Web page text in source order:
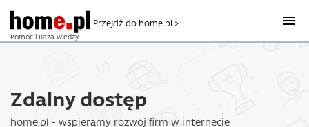
Pomoc i Baza wiedzy
Przejdź do home.pl >
Zdalny dostęp
home.pl - wspieramy rozwój firm w internecie